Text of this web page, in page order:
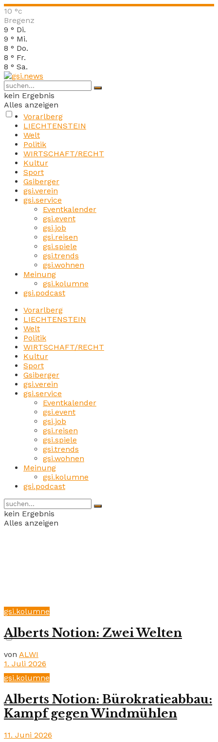
10 °c
Bregenz
9 ° Di.
9 ° Mi.
8 ° Do.
8 ° Fr.
8 ° Sa.
kein Ergebnis
Alles anzeigen
Vorarlberg
LIECHTENSTEIN
Welt
Politik
WIRTSCHAFT/RECHT
Kultur
Sport
Gsiberger
gsi.verein
gsi.service
Eventkalender
gsi.event
gsi.job
gsi.reisen
gsi.spiele
gsi.trends
gsi.wohnen
Meinung
gsi.kolumne
gsi.podcast
Vorarlberg
LIECHTENSTEIN
Welt
Politik
WIRTSCHAFT/RECHT
Kultur
Sport
Gsiberger
gsi.verein
gsi.service
Eventkalender
gsi.event
gsi.job
gsi.reisen
gsi.spiele
gsi.trends
gsi.wohnen
Meinung
gsi.kolumne
gsi.podcast
kein Ergebnis
Alles anzeigen
gsi.kolumne
Alberts Notion: Zwei Welten
von ALWI
1. Juli 2026
gsi.kolumne
Alberts Notion: Bürokratieabbau:
Kampf gegen Windmühlen
11. Juni 2026